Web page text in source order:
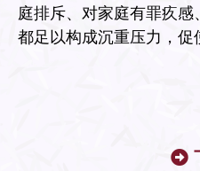
庭排斥、对家庭有罪疚感
都足以构成沉重压力，促